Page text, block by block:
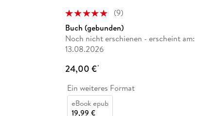
(9)
Buch (gebunden)
Noch nicht erschienen - erscheint am:
13.08.2026
24,00 €*
Ein weiteres Format
eBook epub
19,99 €